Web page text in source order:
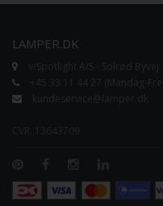
LAMPER.DK